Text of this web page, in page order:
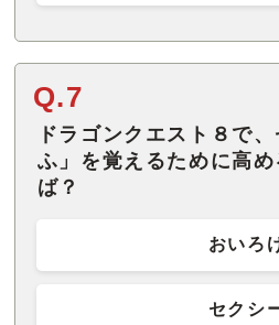
Q.7
ドラゴンクエスト８で
ふ」を覚えるために高め
ば？
おいろ
セクシ